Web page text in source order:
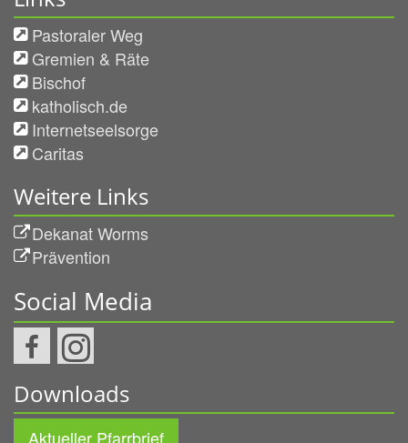
Pastoraler Weg
Gremien & Räte
Bischof
katholisch.de
Internetseelsorge
Caritas
Weitere Links
Dekanat Worms
Prävention
Social Media
Downloads
Aktueller Pfarrbrief